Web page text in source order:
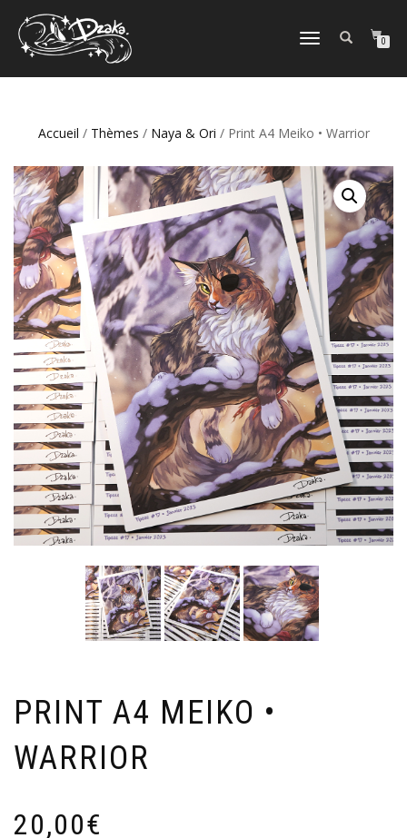
DÉPLIER/REPLIER
0
Accueil / Thèmes / Naya & Ori / Print A4 Meiko • Warrior
PRINT A4 MEIKO •
WARRIOR
20,00€